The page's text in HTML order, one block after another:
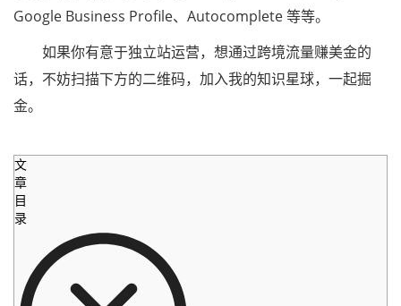
Google Business Profile、Autocomplete 等等。
如果你有意于独立站运营，想通过跨境流量赚美金的
话，不妨扫描下方的二维码，加入我的知识星球，一起掘
金。
文
章
目
录